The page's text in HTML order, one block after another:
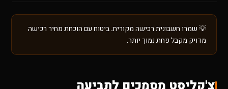
💡 שמרו חשבונית רכישה מקורית. ביטוח עם הוכחת מחיר רכישה
מדויק מקבל פחת נמוך יותר.